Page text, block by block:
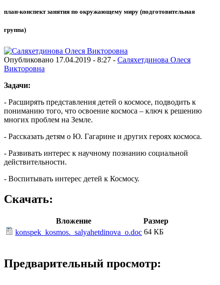
план-конспект занятия по окружающему миру (подготовительная
группа)
Опубликовано 17.04.2019 - 8:27 - Саляхетдинова Олеся
Викторовна
Задачи:
- Расширять представления детей о космосе, подводить к
пониманию того, что освоение космоса – ключ к решению
многих проблем на Земле.
- Рассказать детям о Ю. Гагарине и других героях космоса.
- Развивать интерес к научному познанию социальной
действительности.
- Воспитывать интерес детей к Космосу.
Скачать:
Вложение
Размер
konspek_kosmos._salyahetdinova_o.doc 64 КБ
Предварительный просмотр: